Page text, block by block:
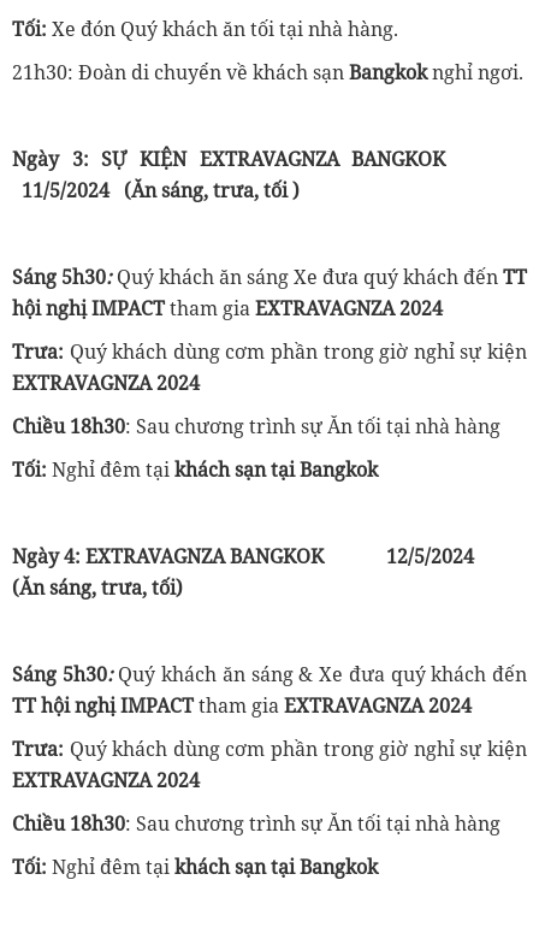
Tối: Xe đón Quý khách ăn tối tại nhà hàng.
21h30: Đoàn di chuyển về khách sạnBangkoknghỉ ngơi.
Ngày 3:SỰ KIỆN EXTRAVAGNZA BANGKOK
11/5/2024 (Ăn sáng, trưa, tối)
Sáng 5h30:Quý khách ăn sángXe đưa quý khách đếnTT
hội nghị IMPACTtham giaEXTRAVAGNZA 2024
Trưa: Quý khách dùng cơm phần trong giờ nghỉ sự kiện
EXTRAVAGNZA 2024
Chiều18h30: Sau chương trình sự Ăn tối tại nhà hàng
Tối: Nghỉ đêm tạikhách sạn tại Bangkok
Ngày 4: EXTRAVAGNZA BANGKOK
12/5/2024
(Ăn sáng, trưa, tối)
Sáng 5h30:Quý khách ăn sáng & Xe đưa quý khách đến
TT hội nghị IMPACTtham giaEXTRAVAGNZA 2024
Trưa: Quý khách dùng cơm phần trong giờ nghỉ sự kiện
EXTRAVAGNZA 2024
Chiều18h30: Sau chương trình sự Ăn tối tại nhà hàng
Tối: Nghỉ đêm tạikhách sạn tại Bangkok